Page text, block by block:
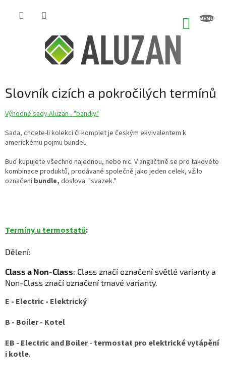
Slovník cizích a pokročilých termínů
Výhodné sady Aluzan - "bandly"
Sada, chcete-li kolekci či komplet je českým ekvivalentem k
americkému pojmu bundel.
Buď kupujete všechno najednou, nebo nic. V angličtině se pro takovéto
kombinace produktů, prodávané společně jako jeden celek, vžilo
označení bundle, doslova: "svazek."
Termíny u termostatů:
Dělení:
Class a Non-Class: Class značí označení světlé varianty a
Non-Class značí označení tmavé varianty.
E - Electric - Elektrický
B - Boiler - Kotel
EB - Electric and Boiler- termostat pro elektrické vytápění
i kotle.